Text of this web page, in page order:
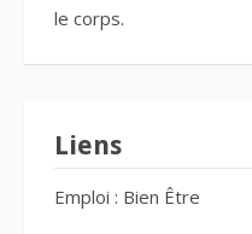
le corps.
Liens
Emploi : Bien Être